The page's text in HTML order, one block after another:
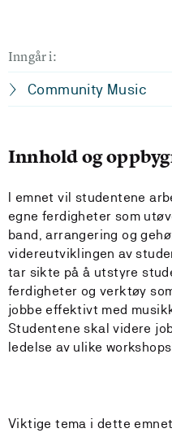
Inngår i:
Community Music
Innhold og
I emnet vil studentene
egne ferdigheter som
band, arrangering og
videreutviklingen av
tar sikte på å utstyre
ferdigheter og verktøy
jobbe effektivt med
Studentene skal videre
ledelse av ulike
Viktige tema i dette